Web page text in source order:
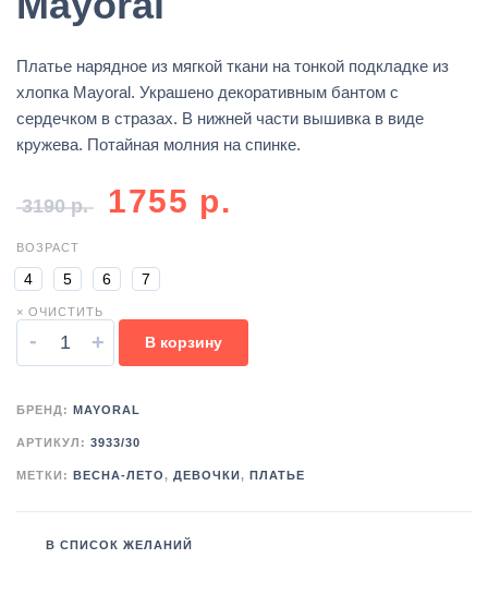
Платье нарядное из мягкой ткани на тонкой подкладке из
хлопка Mayoral. Украшено декоративным бантом с
сердечком в стразах. В нижней части вышивка в виде
кружева. Потайная молния на спинке.
3190р. 1755 р.
ВОЗРАСТ
4 5 6 7
× ОЧИСТИТЬ
- + В корзину
БРЕНД: MAYORAL
АРТИКУЛ: 3933/30
МЕТКИ: ВЕСНА-ЛЕТО, ДЕВОЧКИ , ПЛАТЬЕ
В СПИСОК ЖЕЛАНИЙ